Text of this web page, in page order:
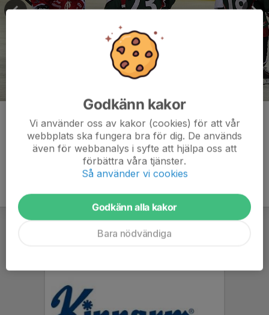
Kommentarer
Godkänn kakor
Vi använder oss av kakor (cookies) för att vår
webbplats ska fungera bra för dig. De används
även för webbanalys i syfte att hjälpa oss att
förbättra våra tjänster.
Så använder vi cookies
Godkänn alla kakor
Bara nödvändiga